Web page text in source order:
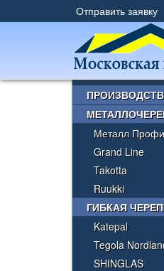
Отправить заявку
Металл
Grand Line
Takotta
Ruukki
ГИБКАЯ
Katepal
Tegola
SHINGLAS